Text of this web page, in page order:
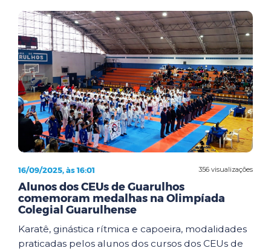
356 visualizações
16/09/2025, às 16:01
Alunos dos CEUs de Guarulhos
comemoram medalhas na Olimpíada
Colegial Guarulhense
Karatê, ginástica rítmica e capoeira, modalidades
praticadas pelos alunos dos cursos dos CEUs de